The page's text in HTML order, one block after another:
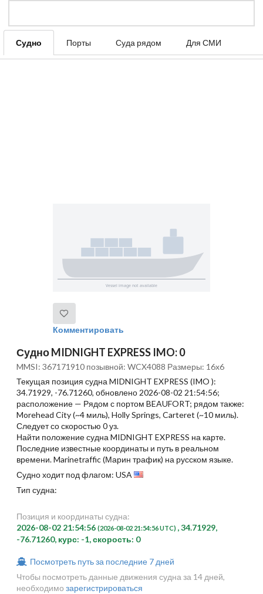
Судно Порты Суда рядом Для СМИ
Комментировать
Судно MIDNIGHT EXPRESS IMO: 0
MMSI: 367171910 позывной: WCX4088 Размеры: 16x6
Текущая позиция судна MIDNIGHT EXPRESS (IMO ):
34.71929, -76.71260, обновлено 2026-08-02 21:54:56;
расположение — Рядом с портом BEAUFORT; рядом также:
Morehead City (~4 миль), Holly Springs, Carteret (~10 миль).
Следует со скоростью 0 уз.
Найти положение судна MIDNIGHT EXPRESS на карте.
Последние известные координаты и путь в реальном
времени. Marinetraffic (Марин трафик) на русском языке.
Судно ходит под флагом: USA
Тип судна:
Позиция и координаты судна:
2026-08-02 21:54:56 (2026-08-02 21:54:56 UTC) , 34.71929,
-76.71260, курс: -1, скорость: 0
Посмотреть путь за последние 7 дней
Чтобы посмотреть данные движения судна за 14 дней,
необходимо зарегистрироваться